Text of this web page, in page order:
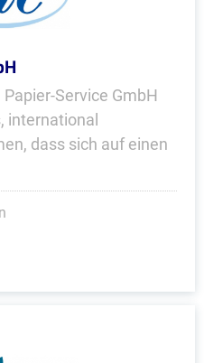
Service GmbH
international
dass sich auf einen